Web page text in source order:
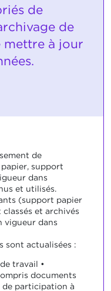
de
de
mettre à jour
de
support
dans
et utilisés.
(support papier
et archivés
vigueur dans
sont actualisées :
travail •
documents
participation à